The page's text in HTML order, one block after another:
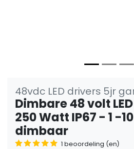
48vdc LED drivers 5jr
Dimbare 48 volt
250 Watt IP67 - 1 -
dimbaar
1 beoordeling (en)